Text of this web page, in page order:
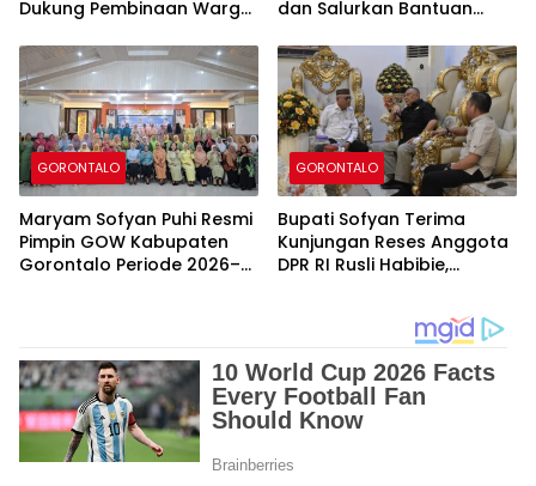
Dukung Pembinaan Warga
Perempuan Gorontalo
dan Salurkan Bantuan
Tolangohula
GORONTALO
Maryam Sofyan Puhi Resmi
Pimpin GOW Kabupaten
Gorontalo Periode 2026–
GORONTALO
Bupati Sofyan Terima
Kunjungan Reses Anggota
DPR RI Rusli Habibie,